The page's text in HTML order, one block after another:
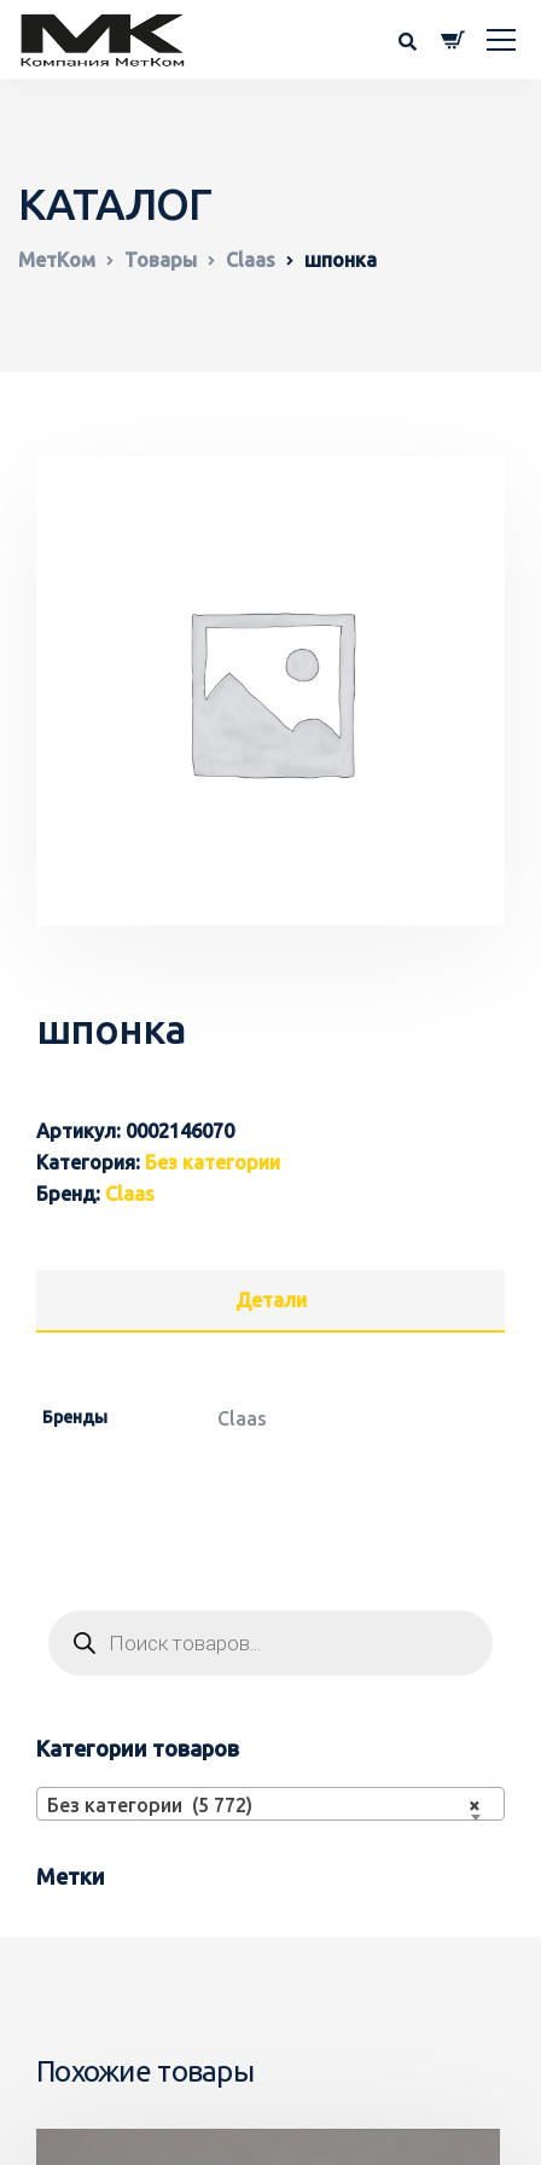
КАТАЛОГ
МетКом Товары Claas шпонка
шпонка
Артикул: 0002146070
Категория: Без категории
Бренд: Claas
Детали
Бренды Claas
Категории товаров
×
Без категории (5 772)
Метки
Похожие товары